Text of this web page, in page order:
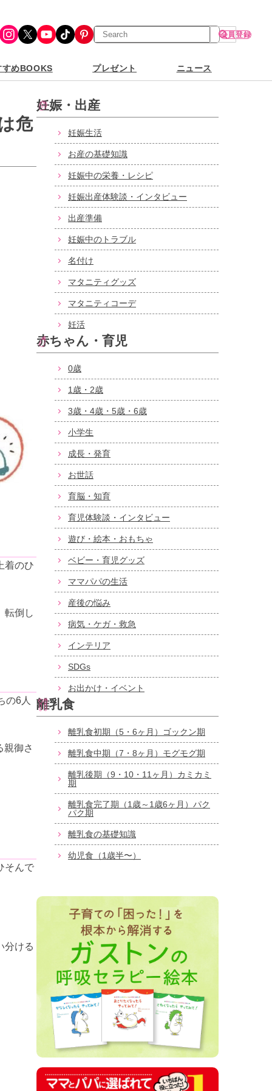
Instagram X YouTube TikTok Pinterest
検
索
会員登録
すめBOOKS プレゼント ニュース
危
着のひ
転倒し
の6人
親御さ
そんで
分ける
妊娠・出産
妊娠生活
お産の基礎知識
妊娠中の栄養・レシピ
妊娠出産体験談・インタビュー
出産準備
妊娠中のトラブル
名付け
マタニティグッズ
マタニティコーデ
妊活
赤ちゃん・育児
0歳
1歳・2歳
3歳・4歳・5歳・6歳
小学生
成長・発育
お世話
育脳・知育
育児体験談・インタビュー
遊び・絵本・おもちゃ
ベビー・育児グッズ
ママパパの生活
産後の悩み
病気・ケガ・救急
インテリア
SDGs
お出かけ・イベント
離乳食
離乳食初期（5・6ヶ月）ゴックン期
離乳食中期（7・8ヶ月）モグモグ期
離乳後期（9・10・11ヶ月）カミカミ
期
離乳食完了期（1歳～1歳6ヶ月）パク
パク期
離乳食の基礎知識
幼児食（1歳半〜）